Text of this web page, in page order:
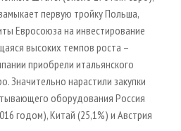
первую тройку Польша,
Евросоюза на инвестирование
высоких темпов роста –
приобрели итальянского
Значительно нарастили закупки
оборудования Россия
годом), Китай (25,1%) и Австрия